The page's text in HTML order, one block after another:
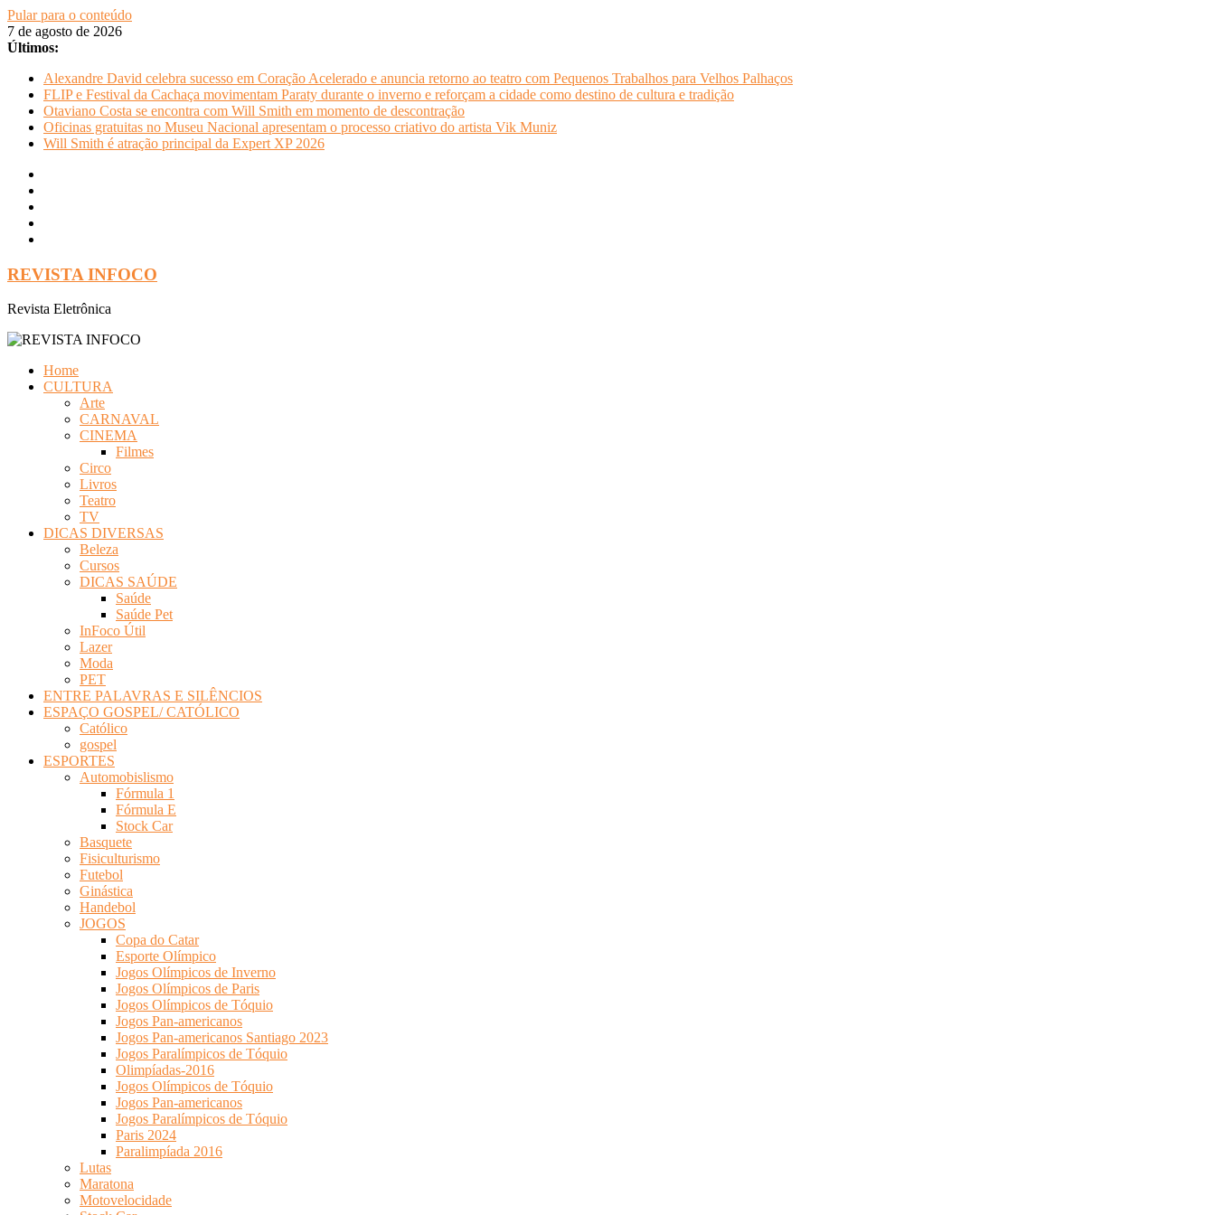
Pular para o conteúdo
7 de agosto de 2026
Últimos:
Alexandre David celebra sucesso em Coração Acelerado e anuncia retorno ao teatro com Pequenos Trabalhos para Velhos Palhaços
FLIP e Festival da Cachaça movimentam Paraty durante o inverno e reforçam a cidade como destino de cultura e tradição
Otaviano Costa se encontra com Will Smith em momento de descontração
Oficinas gratuitas no Museu Nacional apresentam o processo criativo do artista Vik Muniz
Will Smith é atração principal da Expert XP 2026
REVISTA INFOCO
Revista Eletrônica
Home
CULTURA
Arte
CARNAVAL
CINEMA
Filmes
Circo
Livros
Teatro
TV
DICAS DIVERSAS
Beleza
Cursos
DICAS SAÚDE
Saúde
Saúde Pet
InFoco Útil
Lazer
Moda
PET
ENTRE PALAVRAS E SILÊNCIOS
ESPAÇO GOSPEL/ CATÓLICO
Católico
gospel
ESPORTES
Automobislismo
Fórmula 1
Fórmula E
Stock Car
Basquete
Fisiculturismo
Futebol
Ginástica
Handebol
JOGOS
Copa do Catar
Esporte Olímpico
Jogos Olímpicos de Inverno
Jogos Olímpicos de Paris
Jogos Olímpicos de Tóquio
Jogos Pan-americanos
Jogos Pan-americanos Santiago 2023
Jogos Paralímpicos de Tóquio
Olimpíadas-2016
Jogos Olímpicos de Tóquio
Jogos Pan-americanos
Jogos Paralímpicos de Tóquio
Paris 2024
Paralimpíada 2016
Lutas
Maratona
Motovelocidade